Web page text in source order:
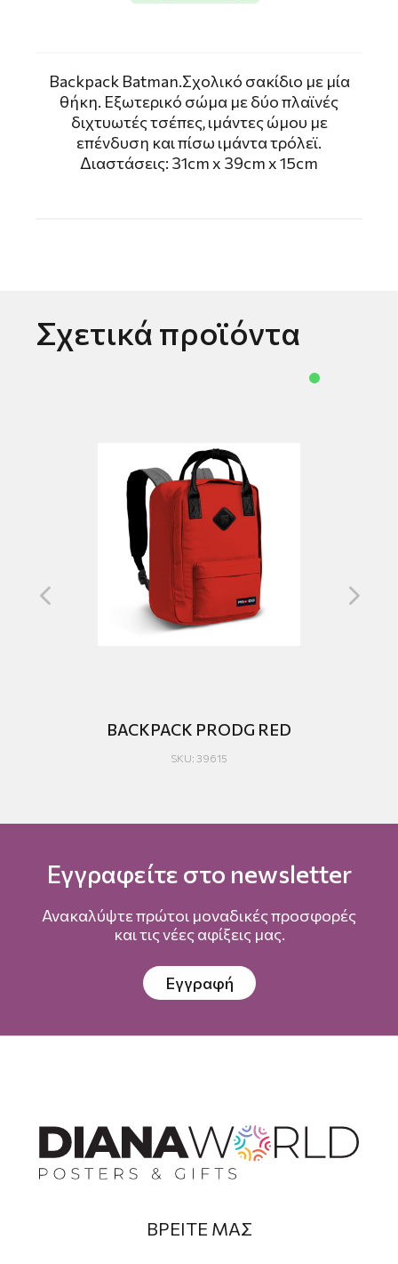
Backpack Batman.Σχολικό σακίδιο με μία
θήκη. Εξωτερικό σώμα με δύο πλαϊνές
διχτυωτές τσέπες, ιμάντες ώμου με
επένδυση και πίσω ιμάντα τρόλεϊ.
Διαστάσεις: 31cm x 39cm x 15cm
Σχετικά προϊόντα
BACKPACK PRODG RED
SKU: 39615
Εγγραφείτε στο newsletter
Ανακαλύψτε πρώτοι μοναδικές προσφορές
και τις νέες αφίξεις μας.
Εγγραφή
ΒΡΕΙΤΕ ΜΑΣ